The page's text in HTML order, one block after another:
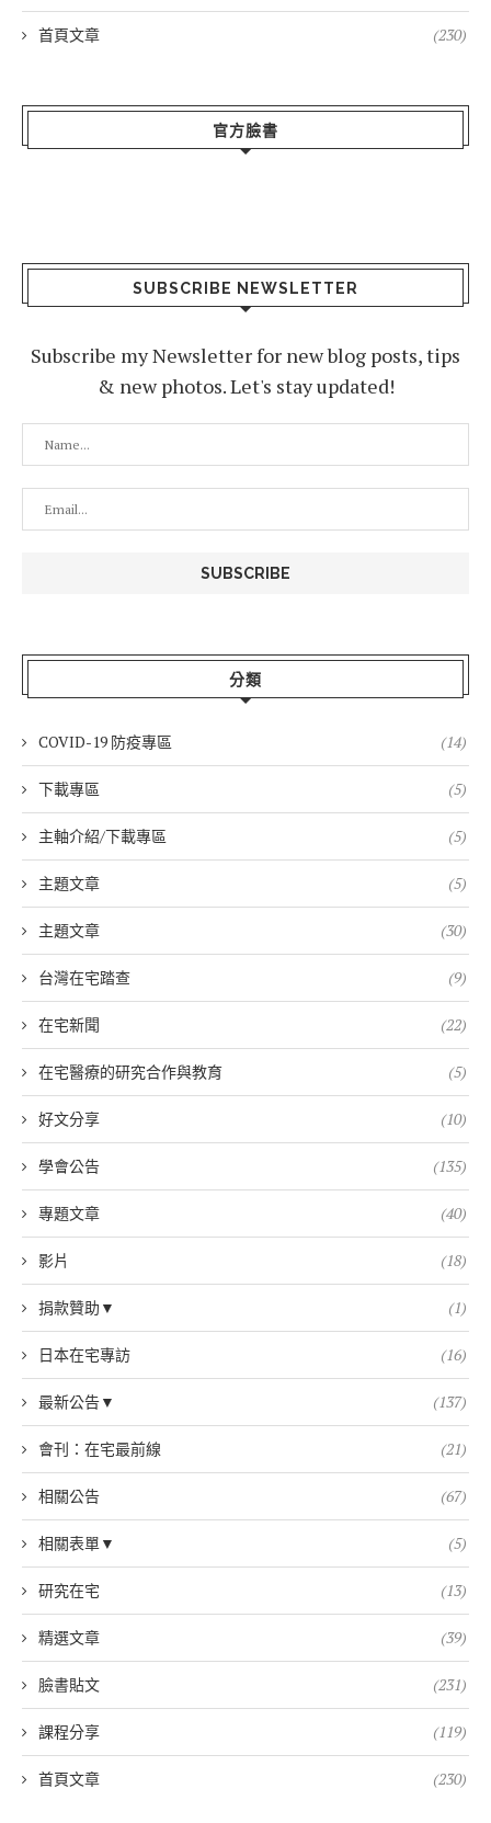
首頁文章 (230)
官方臉書
SUBSCRIBE NEWSLETTER
Subscribe my Newsletter for new blog posts, tips
& new photos. Let's stay updated!
分類
COVID-19 防疫專區 (14)
下載專區 (5)
主軸介紹/下載專區 (5)
主題文章 (5)
主題文章 (30)
台灣在宅踏查 (9)
在宅新聞 (22)
在宅醫療的研究合作與教育 (5)
好文分享 (10)
學會公告 (135)
專題文章 (40)
影片 (18)
捐款贊助▼ (1)
日本在宅專訪 (16)
最新公告▼ (137)
會刊：在宅最前線 (21)
相關公告 (67)
相關表單▼ (5)
研究在宅 (13)
精選文章 (39)
臉書貼文 (231)
課程分享 (119)
首頁文章 (230)